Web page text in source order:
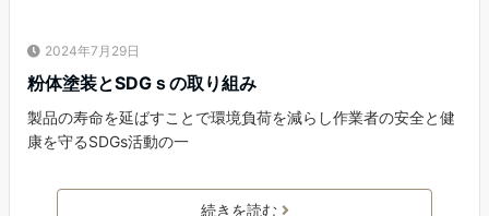
2024年7月29日
粉体塗装とSDGｓの取り組み
製品の寿命を延ばすことで環境負荷を減らし作業者の安全と健
康を守るSDGs活動の一
続きを読む